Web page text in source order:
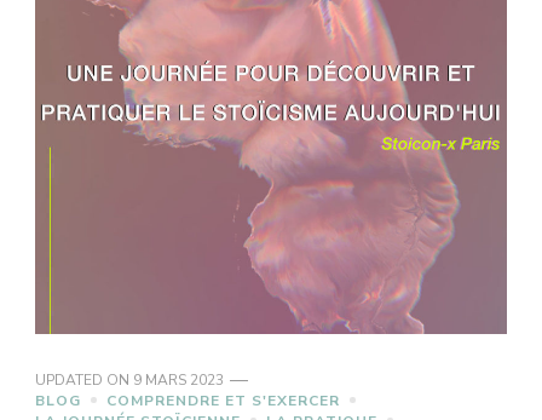
UPDATED ON 9 MARS 2023
BLOG
COMPRENDRE ET S'EXERCER